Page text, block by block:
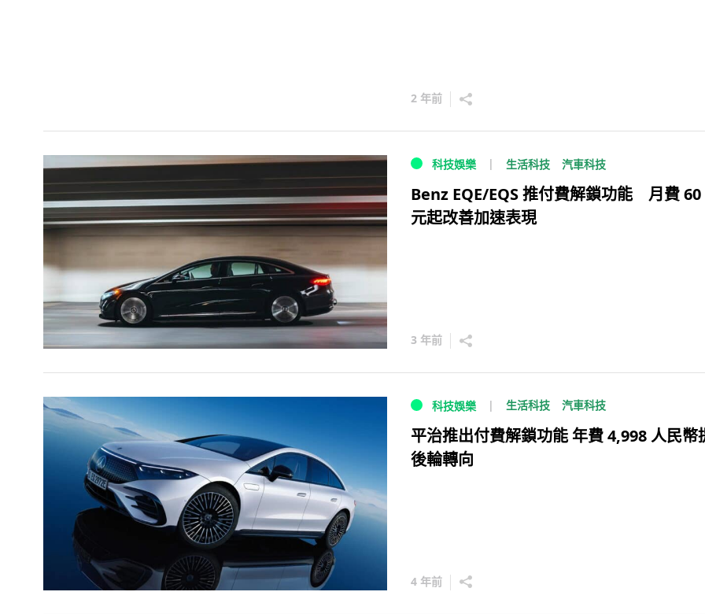
2 年前
科技娛樂 生活科技 汽車科技
Benz EQE/EQS 推付費解鎖功能 月費 60
元起改善加速表現
3 年前
科技娛樂 生活科技 汽車科技
平治推出付費解鎖功能 年費 4,998 人民幣
後輪轉向
4 年前